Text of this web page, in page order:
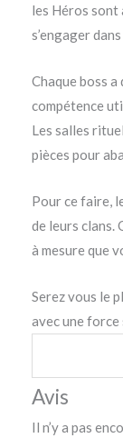
les Héros sont
s’engager
Chaque boss
compétence
Les salles
pièces pour
Pour ce faire,
de leurs clans.
à mesure que
Serez vous le
avec une force
Avis
Il n’y a pas